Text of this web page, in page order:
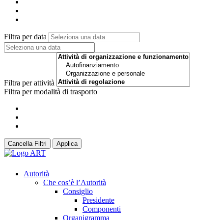
Filtra per data
Filtra per attività
Filtra per modalità di trasporto
Cancella Filtri Applica
Autorità
Che cos’è l’Autorità
Consiglio
Presidente
Componenti
Organigramma